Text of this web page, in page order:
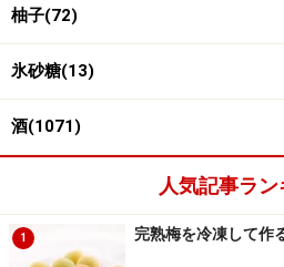
柚子(72)
氷砂糖(13)
酒(1071)
人気記事ラ
1 完熟梅を冷凍して作